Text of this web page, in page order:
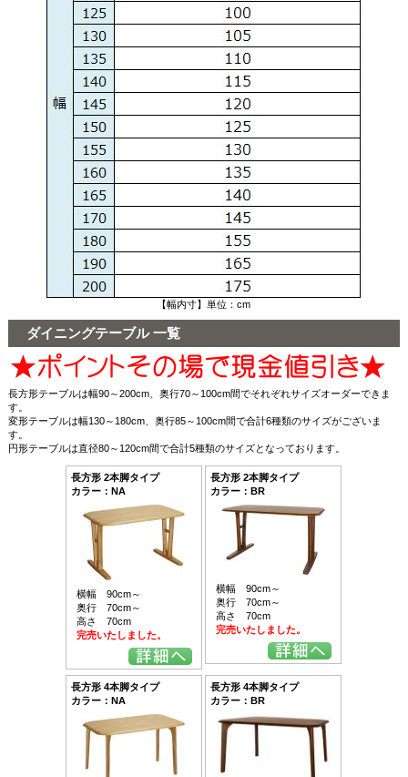
【幅内寸】単位：cm
ダイニングテーブル 一覧
長方形テーブルは幅90～200cm、奥行70～100cm間でそれぞれサイズオーダーできま
す。
変形テーブルは幅130～180cm、奥行85～100cm間で合計6種類のサイズがございま
す。
円形テーブルは直径80～120cm間で合計5種類のサイズとなっております。
長方形 2本脚タイプ
カラー：NA
横幅 90cm～
奥行 70cm～
高さ 70cm
完売いたしました。
長方形 2本脚タイプ
カラー：BR
横幅 90cm～
奥行 70cm～
高さ 70cm
完売いたしました。
長方形 4本脚タイプ
カラー：NA
長方形 4本脚タイプ
カラー：BR